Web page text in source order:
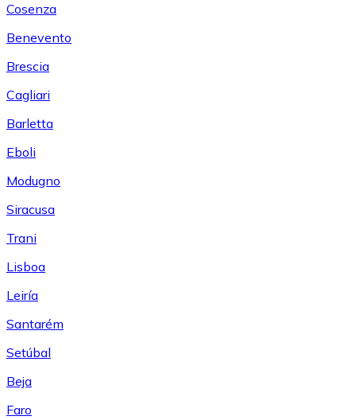
Cosenza
Benevento
Brescia
Cagliari
Barletta
Eboli
Modugno
Siracusa
Trani
Lisboa
Leiría
Santarém
Setúbal
Beja
Faro